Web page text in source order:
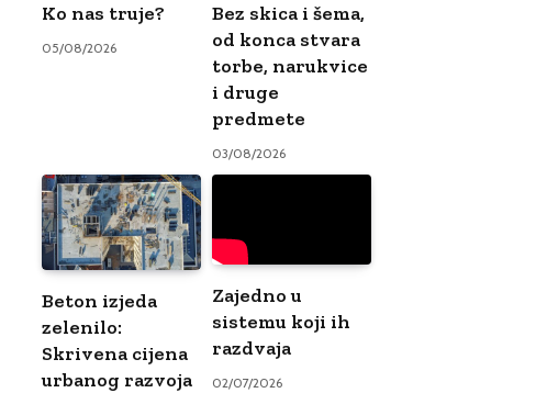
Ko nas truje?
05/08/2026
Bez skica i šema,
od konca stvara
torbe, narukvice
i druge
predmete
03/08/2026
Beton izjeda
zelenilo:
Skrivena cijena
urbanog razvoja
Zajedno u
sistemu koji ih
razdvaja
02/07/2026